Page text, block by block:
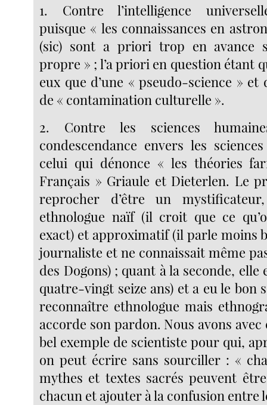
1. Contre l’intelligence
puisque « les connaissances en
(sic) sont a priori trop en avance
propre » ; l’a priori en question étant
eux que d’une « pseudo-science » et
de « contamination culturelle ».
2. Contre les sciences
condescendance envers les
celui qui dénonce « les théories
Français » Griaule et Dieterlen. Le
reprocher d’être un
ethnologue naïf (il croit que ce
exact) et approximatif (il parle moins
journaliste et ne connaissait même
des Dogons) ; quant à la seconde, elle
quatre-vingt seize ans) et a eu le bon
reconnaître ethnologue mais
accorde son pardon. Nous avons
bel exemple de scientiste pour qui,
on peut écrire sans sourciller : «
mythes et textes sacrés peuvent
chacun et ajouter à la confusion entre